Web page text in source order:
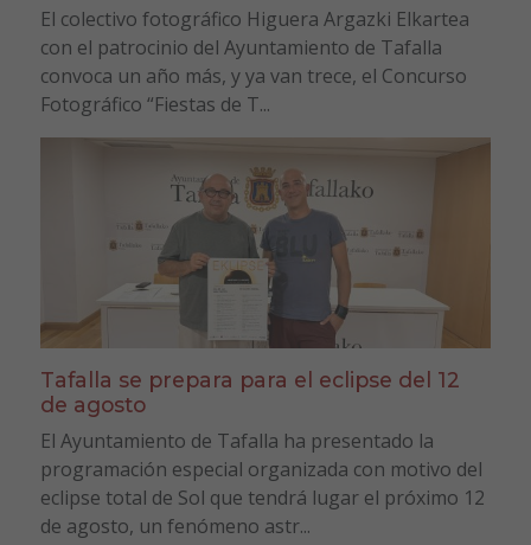
El colectivo fotográfico Higuera Argazki Elkartea
con el patrocinio del Ayuntamiento de Tafalla
convoca un año más, y ya van trece, el Concurso
Fotográfico “Fiestas de T...
Tafalla se prepara para el eclipse del 12
de agosto
El Ayuntamiento de Tafalla ha presentado la
programación especial organizada con motivo del
eclipse total de Sol que tendrá lugar el próximo 12
de agosto, un fenómeno astr...